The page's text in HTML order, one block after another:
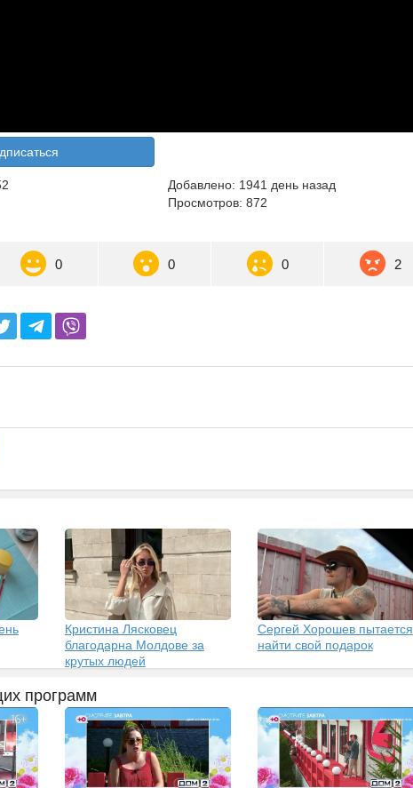
Добавлено: 1941 день назад
Просмотров: 872
0 0 0 2
Кристина Лясковец
благодарна Молдове за
крутых людей
Сергей Хорошев пытается
найти свой подарок
программ